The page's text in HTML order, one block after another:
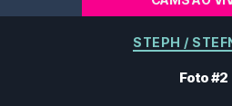
STEPH /
Foto #2